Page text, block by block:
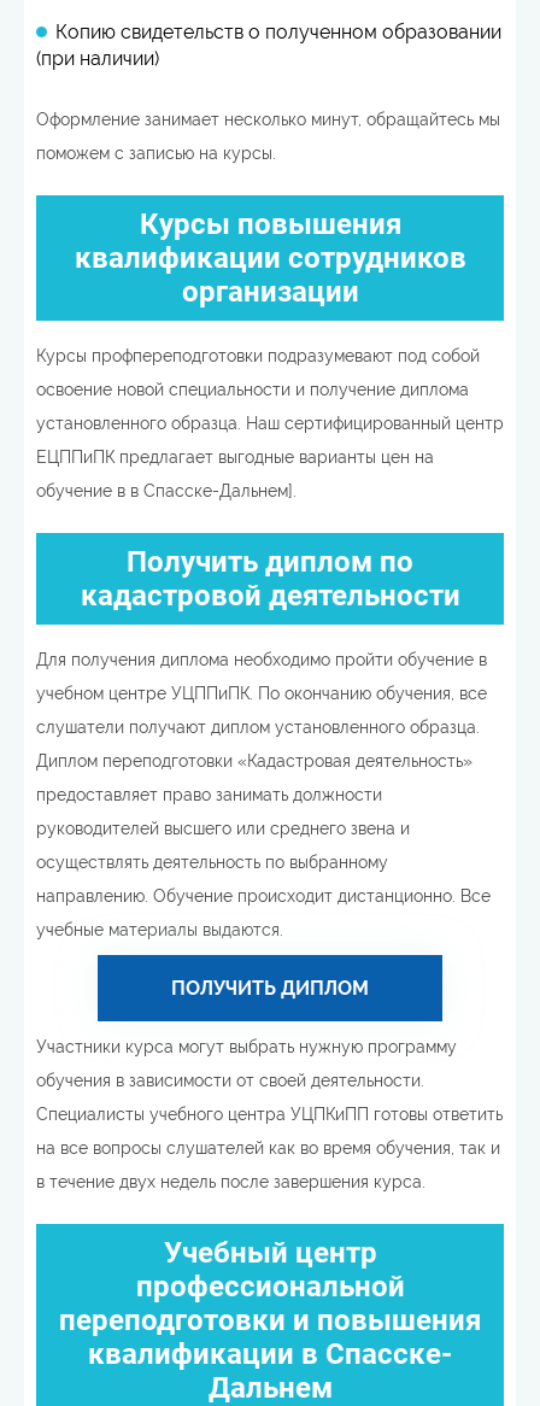
Копию свидетельств о полученном образовании
(при наличии)
Оформление занимает несколько минут, обращайтесь мы
поможем с записью на курсы.
Курсы повышения
квалификации сотрудников
организации
Курсы профпереподготовки подразумевают под собой
освоение новой специальности и получение диплома
установленного образца. Наш сертифицированный центр
ЕЦППиПК предлагает выгодные варианты цен на
обучение в в Спасске-Дальнем].
Получить диплом по
кадастровой деятельности
Для получения диплома необходимо пройти обучение в
учебном центре УЦППиПК. По окончанию обучения, все
слушатели получают диплом установленного образца.
Диплом переподготовки «Кадастровая деятельность»
предоставляет право занимать должности
руководителей высшего или среднего звена и
осуществлять деятельность по выбранному
направлению. Обучение происходит дистанционно. Все
учебные материалы выдаются.
ПОЛУЧИТЬ ДИПЛОМ
Участники курса могут выбрать нужную программу
обучения в зависимости от своей деятельности.
Специалисты учебного центра УЦПКиПП готовы ответить
на все вопросы слушателей как во время обучения, так и
в течение двух недель после завершения курса.
Учебный центр
профессиональной
переподготовки и повышения
квалификации в Спасске-
Дальнем